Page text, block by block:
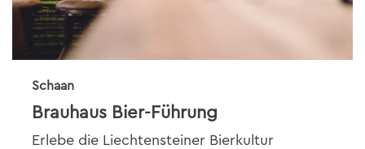
Schaan
Brauhaus Bier-Führung
Erlebe die Liechtensteiner Bierkultur